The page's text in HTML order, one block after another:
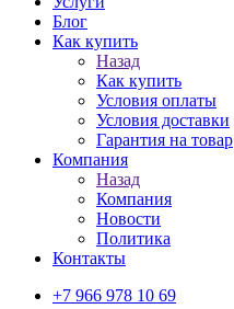
Блог
Как купить
Назад
Как купить
Условия оплаты
Условия доставки
Гарантия на товар
Компания
Назад
Компания
Новости
Политика
Контакты
+7 966 978 10 69